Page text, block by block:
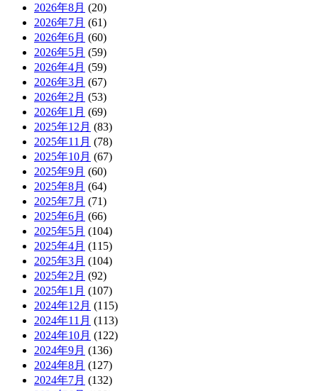
2026年8月 (20)
2026年7月 (61)
2026年6月 (60)
2026年5月 (59)
2026年4月 (59)
2026年3月 (67)
2026年2月 (53)
2026年1月 (69)
2025年12月 (83)
2025年11月 (78)
2025年10月 (67)
2025年9月 (60)
2025年8月 (64)
2025年7月 (71)
2025年6月 (66)
2025年5月 (104)
2025年4月 (115)
2025年3月 (104)
2025年2月 (92)
2025年1月 (107)
2024年12月 (115)
2024年11月 (113)
2024年10月 (122)
2024年9月 (136)
2024年8月 (127)
2024年7月 (132)